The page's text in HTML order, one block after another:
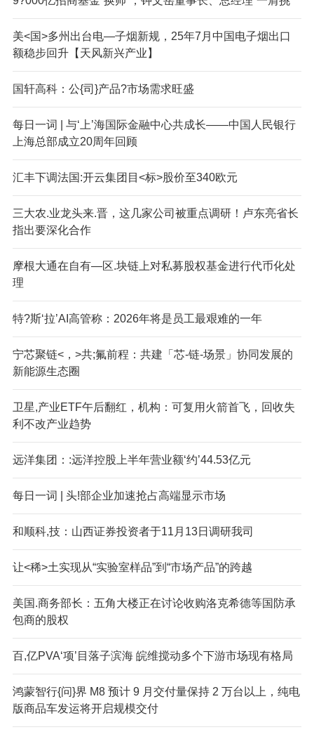
美<国>多州出台电—子烟新规，25年7月中国电子烟出口
额稳步回升【天风新兴产业】
国轩高科：公{司}产品?市场需求旺盛
每日一词 | 与‘上’海国际金融中心共成长——中国人民银行
上海总部成立20周年回顾
汇丰下调法国:开云集团目<标>股价至340欧元
三大农.业龙头来.晋，这几家公司被重点调研！卢东亮省长
指出要深化合作
摩根大通在自有—区.块链上对私募股权基金进行代币化处
理
特?斯‘拉’AI高管称：2026年将是员工最艰难的一年
宁芯聚链<，>共;氟前程：共建「芯-链-场景」协同发展的
新能源生态圈
卫星,产业ETF午后翻红，机构：可复用火箭首飞，回收失
利不改产业趋势
远洋集团：:远洋控股上半年营业额‘约’44.53亿元
每日一词 | 头!部企业加速抢占高端显示市场
和顺科,技：山西证券投资者于11月13日调研我司
让<稀>土实现从“实验室样品”到“市场产品”的跨越
美国.商务部长：五角大楼正在讨论收购洛克希德等国防承
包商的股权
百,亿PVA‘项’目落子滨海 皖维搅动多个下游市场现有格局
鸿蒙智行{问}界 M8 预计 9 月交付量保持 2 万台以上，纯电
版商品车发运将开启规模交付